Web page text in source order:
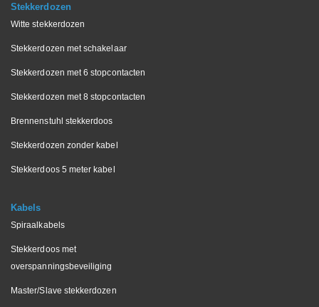
Stekkerdozen
Witte stekkerdozen
Stekkerdozen met schakelaar
Stekkerdozen met 6 stopcontacten
Stekkerdozen met 8 stopcontacten
Brennenstuhl stekkerdoos
Stekkerdozen zonder kabel
Stekkerdoos 5 meter kabel
Kabels
Spiraalkabels
Stekkerdoos met
overspanningsbeveiliging
Master/Slave stekkerdozen